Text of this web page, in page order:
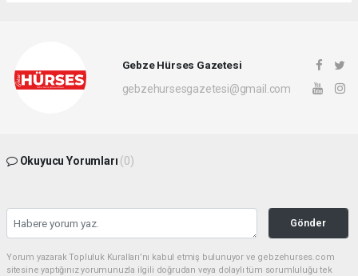
Gebze Hürses Gazetesi
gebzehursesgazetesi@gmail.com
Okuyucu Yorumları (0)
Gönder
Yorum yazarak Topluluk Kuralları’nı kabul etmiş bulunuyor ve gebzehurses.com
sitesine yaptığınız yorumunuzla ilgili doğrudan veya dolaylı tüm sorumluluğu tek